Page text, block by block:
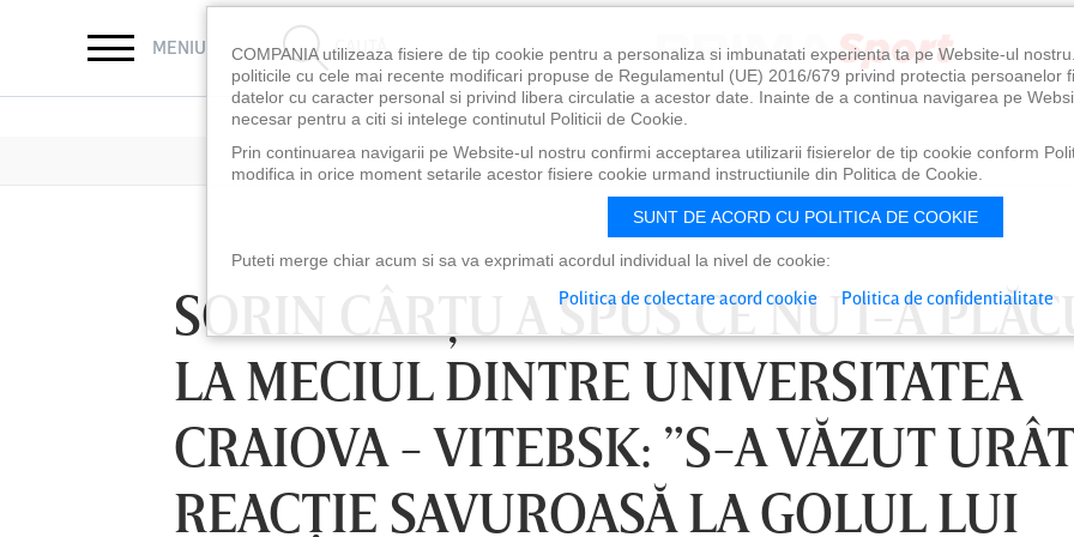
MENIU CAUTĂ
SORIN CÂRŢU A SPUS CE NU I-A
LA MECIUL DINTRE UNIVERSITATEA
CRAIOVA - VITEBSK: ”S-A VĂZUT
REACŢIE SAVUROASĂ LA GOLUL LUI
LUNI 10 AUG, 18:30 LUNI 10 AUG, 21:30 VINERI 07 AUG, 21:00
COMPANIA utilizeaza fisiere de tip cookie pentru a personaliza si imbunatati experienta ta pe Website-ul
politicile cu cele mai recente modificari propuse de Regulamentul (UE) 2016/679 privind protectia persoanelor
datelor cu caracter personal si privind libera circulatie a acestor date. Inainte de a continua navigarea pe
necesar pentru a citi si intelege continutul Politicii de Cookie.
Prin continuarea navigarii pe Website-ul nostru confirmi acceptarea utilizarii fisierelor de tip cookie conform
modifica in orice moment setarile acestor fisiere cookie urmand instructiunile din Politica de Cookie.
SUNT DE ACORD CU POLITICA DE COOKIE
Puteti merge chiar acum si sa va exprimati acordul individual la nivel de cookie:
Politica de colectare acord cookie Politica de confidentialitate